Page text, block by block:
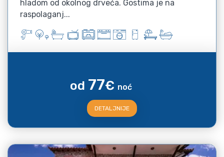
hladom od okolnog drveća. Gostima je na
raspolaganj...
od 77€ noć
DETALJNIJE